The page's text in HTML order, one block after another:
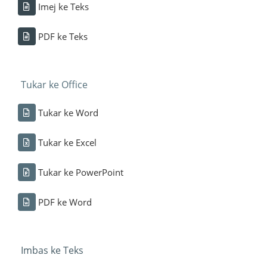
Imej ke Teks
PDF ke Teks
Tukar ke Office
Tukar ke Word
Tukar ke Excel
Tukar ke PowerPoint
PDF ke Word
Imbas ke Teks